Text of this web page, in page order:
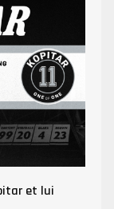
et lui